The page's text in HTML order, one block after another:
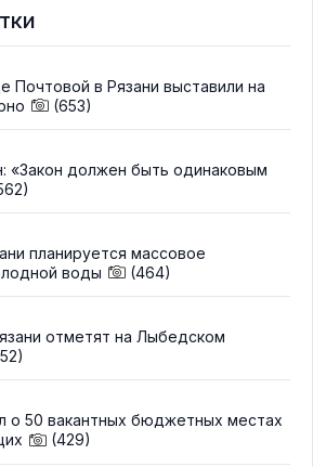
Почтовой в Рязани выставили на
(653)
«Закон должен быть одинаковым
планируется массовое
воды
(464)
отметят на Лыбедском
о 50 вакантных бюджетных местах
(429)